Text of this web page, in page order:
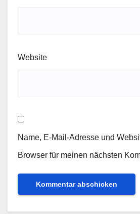
Website
Name, E-Mail-Adresse und
Browser für meinen nächsten